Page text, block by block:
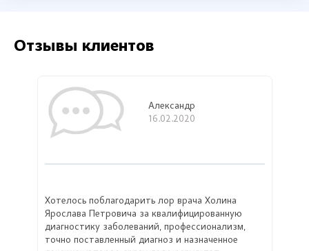
Отзывы клиентов
Александр
16.02.2020
Хотелось поблагодарить лор врача Холина
Ярослава Петровича за квалифицированную
диагностику заболеваний, профессионализм,
точно поставленный диагноз и назначенное